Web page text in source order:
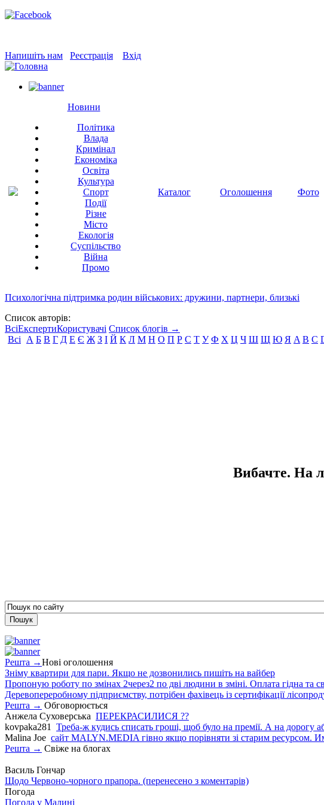
Напишіть нам Реєстрація Вхід
Новини
Політика
Влада
Кримінал
Економіка
Освіта
Культура
Спорт
Події
Різне
Місто
Екологія
Суспільство
Війна
Промо
Каталог Оголошення Фото
Психологічна підтримка родин військових: дружини, партнери, близькі
Список авторів:
ВсіЕкспертиКористувачі Список блогів →
Всі
А Б В Г Д Е Є Ж З І Й К Л М Н О П Р С Т У Ф Х Ц Ч Ш Щ Ю Я A B C
Вибачте. На
Решта →Нові оголошення
Зніму квартири для пари. Якщо не дозвонились пишіть на вайбер
Пропоную роботу по змінах 2через2 по дві людини в зміні. Оплата гідна та
Деревопереробному підприємству, потрібен фахівець із сертифікації
Решта → Обговорюється
Анжела Суховерська ПЕРЕКРАСИЛИСЯ ??
kovpaka281
Треба-ж кудись списать гроші, щоб було на премії. А на дорогу
Malina Joe сайт MALYN.MEDIA гiвно якщо порiвняти зi старим ресурсом.
Решта → Свіже на блогах
Василь Гончар
Щодо Червоно-чорного прапора. (перенесено з коментарів)
Погода
Погода у Малині